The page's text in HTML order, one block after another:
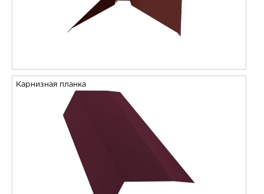
Карнизная планка